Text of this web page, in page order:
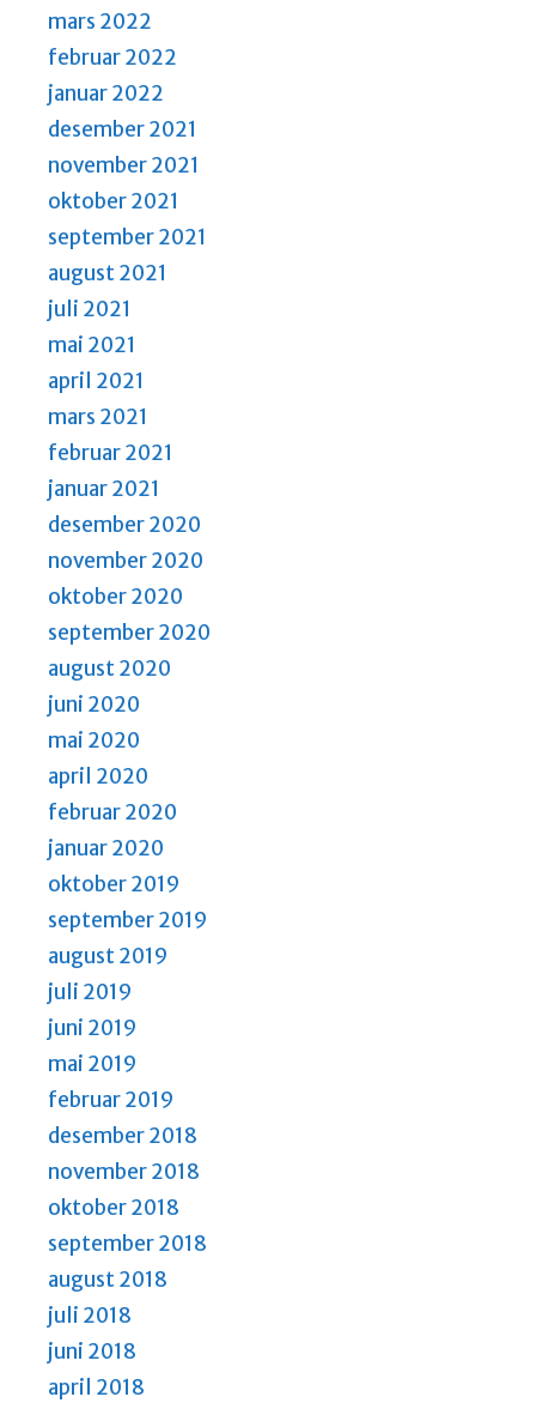
mars 2022
februar 2022
januar 2022
desember 2021
november 2021
oktober 2021
september 2021
august 2021
juli 2021
mai 2021
april 2021
mars 2021
februar 2021
januar 2021
desember 2020
november 2020
oktober 2020
september 2020
august 2020
juni 2020
mai 2020
april 2020
februar 2020
januar 2020
oktober 2019
september 2019
august 2019
juli 2019
juni 2019
mai 2019
februar 2019
desember 2018
november 2018
oktober 2018
september 2018
august 2018
juli 2018
juni 2018
april 2018